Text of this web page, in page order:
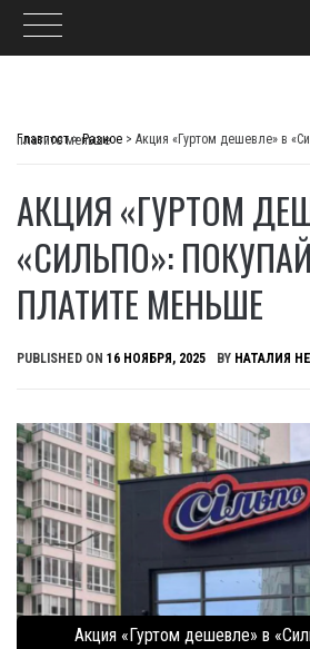
Главпост>Разное >
Акция «Гуртом дешевле» в «Сильпо»: покупайте больше, платите меньше
АКЦИЯ «ГУРТОМ
«СИЛЬПО»:
ПЛАТИТЕ МЕНЬШЕ
PUBLISHED ON 16 НОЯБРЯ, 2025 BY НАТАЛИЯ
Акция «Гуртом дешевле» в